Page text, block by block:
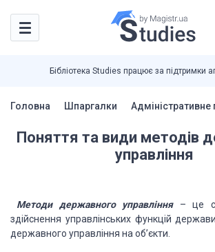
Бібліотека Studies працює за підтримки
Головна Шпаргалки
Поняття та види методів
управління
Методи державного управління– це
здійснення управлінських функцій
державного управління на об’єкти.